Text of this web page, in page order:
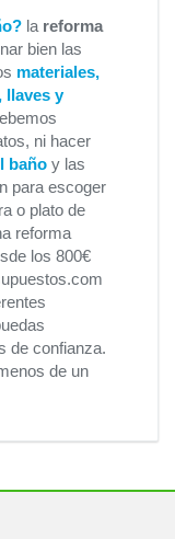
la reforma
bien las
materiales,
llaves y
ni hacer
baño y las
para escoger
o plato de
reforma
los 800€
de confianza.
de un